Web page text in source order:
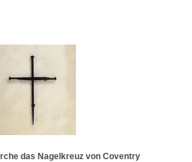
das Nagelkreuz von Coventry